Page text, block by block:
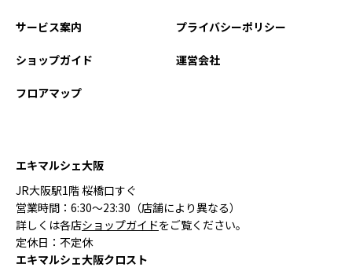
サービス案内
ショップガイド
フロアマップ
プライバシーポリシー
運営会社
エキマルシェ大阪
JR大阪駅1階 桜橋口すぐ
営業時間：6:30〜23:30（店舗により異なる）
詳しくは各店ショップガイドをご覧ください。
定休日：不定休
エキマルシェ大阪クロスト